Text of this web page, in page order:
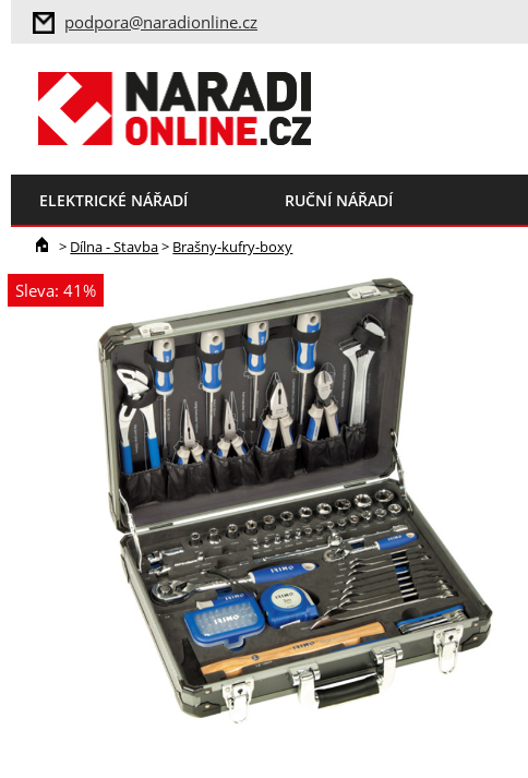
podpora@naradionline.cz
ELEKTRICKÉ NÁŘADÍ RUČNÍ NÁŘADÍ
> Dílna - Stavba> Brašny-kufry-boxy
Sleva: 41%